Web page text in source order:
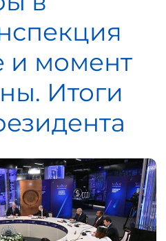
и момент
Итоги